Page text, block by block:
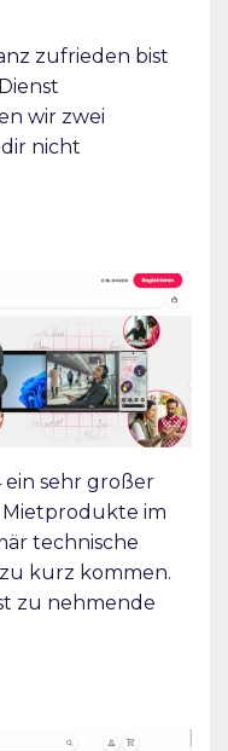
zufrieden bist
wir zwei
nicht
ein sehr großer
im
technische
kurz kommen.
zu nehmende